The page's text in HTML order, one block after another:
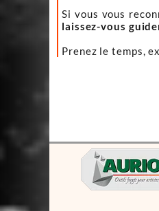
Si vous vous
laissez-vous
Prenez le temps,